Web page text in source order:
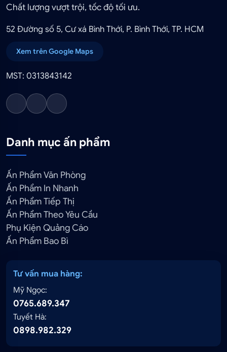
Chất lượng vượt trội, tốc độ tối ưu.
52 Đường số 5, Cư xá Bình Thới, P. Bình Thới, TP. HCM
Xem trên Google Maps
MST: 0313843142
Danh mục ấn phẩm
Ấn Phẩm Văn Phòng
Ấn Phẩm In Nhanh
Ấn Phẩm Tiếp Thị
Ấn Phẩm Theo Yêu Cầu
Phụ Kiện Quảng Cáo
Ấn Phẩm Bao Bì
Tư vấn mua hàng:
Mỹ Ngọc:
0765.689.347
Tuyết Hà:
0898.982.329